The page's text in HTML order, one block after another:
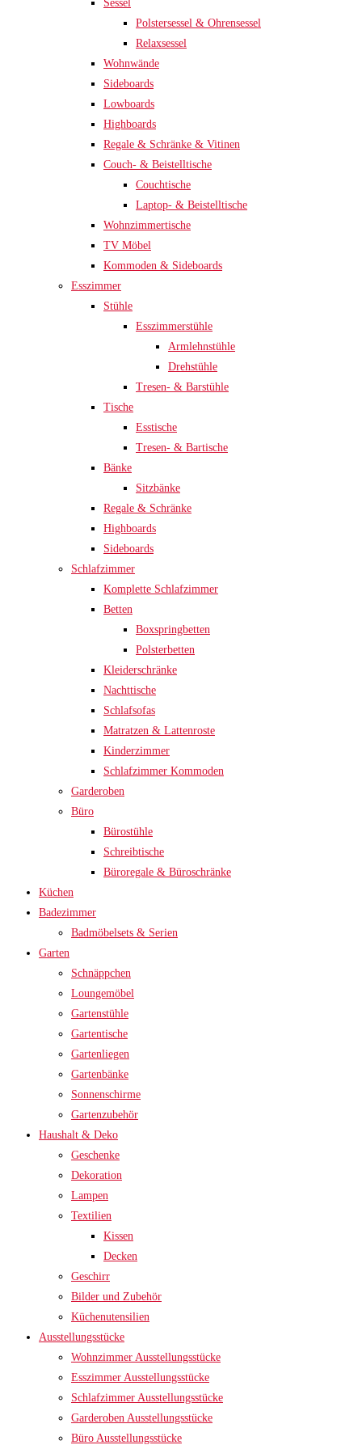
Sessel
Polstersessel & Ohrensessel
Relaxsessel
Wohnwände
Sideboards
Lowboards
Highboards
Regale & Schränke & Vitinen
Couch- & Beistelltische
Couchtische
Laptop- & Beistelltische
Wohnzimmertische
TV Möbel
Kommoden & Sideboards
Esszimmer
Stühle
Esszimmerstühle
Armlehnstühle
Drehstühle
Tresen- & Barstühle
Tische
Esstische
Tresen- & Bartische
Bänke
Sitzbänke
Regale & Schränke
Highboards
Sideboards
Schlafzimmer
Komplette Schlafzimmer
Betten
Boxspringbetten
Polsterbetten
Kleiderschränke
Nachttische
Schlafsofas
Matratzen & Lattenroste
Kinderzimmer
Schlafzimmer Kommoden
Garderoben
Büro
Bürostühle
Schreibtische
Büroregale & Büroschränke
Küchen
Badezimmer
Badmöbelsets & Serien
Garten
Schnäppchen
Loungemöbel
Gartenstühle
Gartentische
Gartenliegen
Gartenbänke
Sonnenschirme
Gartenzubehör
Haushalt & Deko
Geschenke
Dekoration
Lampen
Textilien
Kissen
Decken
Geschirr
Bilder und Zubehör
Küchenutensilien
Ausstellungsstücke
Wohnzimmer Ausstellungsstücke
Esszimmer Ausstellungsstücke
Schlafzimmer Ausstellungsstücke
Garderoben Ausstellungsstücke
Büro Ausstellungsstücke